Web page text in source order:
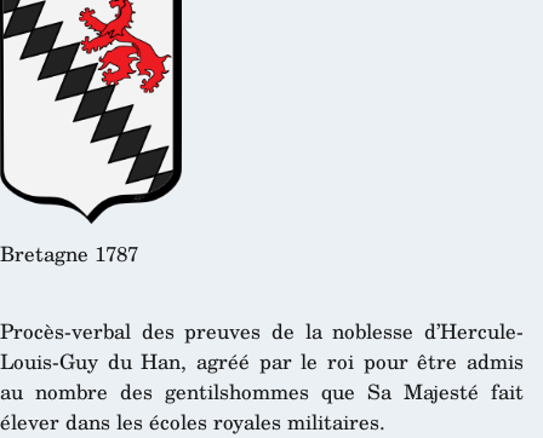
Bretagne 1787
Procès-verbal des preuves de la noblesse d’Hercule-
Louis-Guy du Han, agréé par le roi pour être admis
au nombre des gentilshommes que Sa Majesté fait
élever dans les écoles royales militaires.